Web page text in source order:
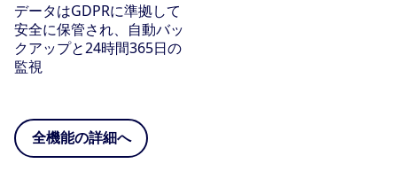
データはGDPRに準拠して
安全に保管され、自動バッ
クアップと24時間365日の
監視
全機能の詳細へ